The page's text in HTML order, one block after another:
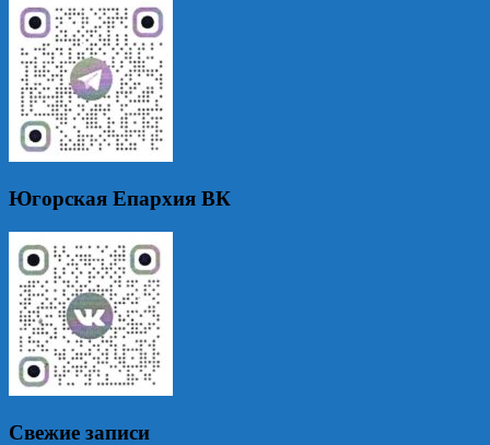
Югорская Епархия ВК
Свежие записи